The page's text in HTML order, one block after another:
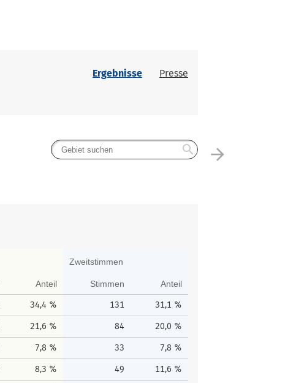
Ergebnisse Presse
arrow_forward
search
Zweitstimmen
Anteil Stimmen Anteil
34,4 % 131 31,1 %
21,6 % 84 20,0 %
7,8 % 33 7,8 %
8,3 % 49 11,6 %